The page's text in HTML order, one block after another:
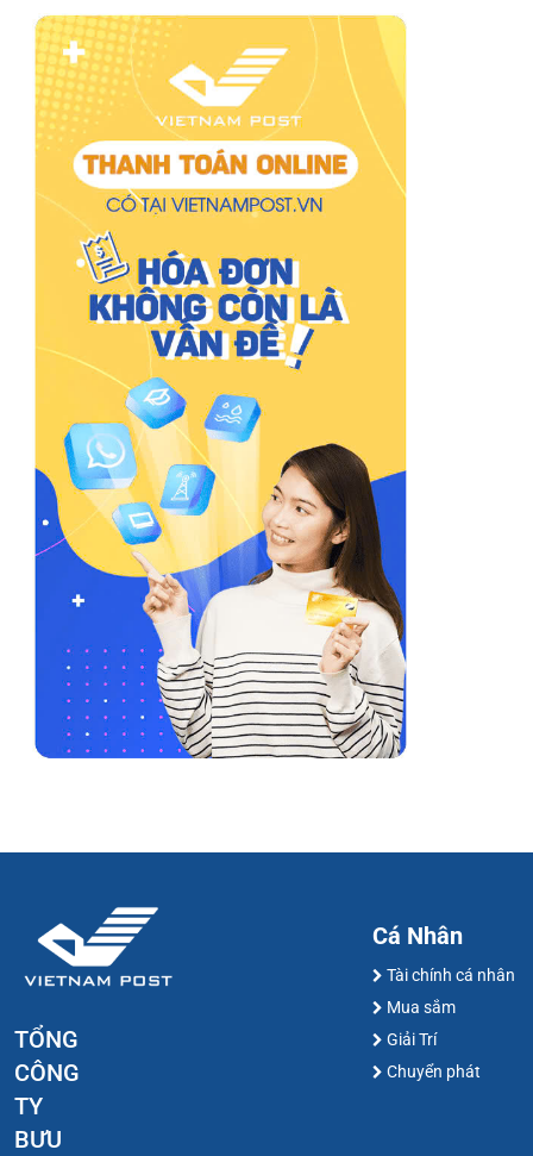
TỔNG
CÔNG
TY
BƯU
Cá Nhân
Tài chính cá nhân
Mua sắm
Giải Trí
Chuyển phát